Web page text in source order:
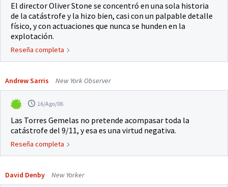
El director Oliver Stone se concentró en una sola historia
de la catástrofe y la hizo bien, casi con un palpable detalle
físico, y con actuaciones que nunca se hunden en la
explotación.
Reseña completa
Andrew Sarris New York Observer
16/Ago/06
Las Torres Gemelas no pretende acompasar toda la
catástrofe del 9/11, y esa es una virtud negativa.
Reseña completa
David Denby New Yorker